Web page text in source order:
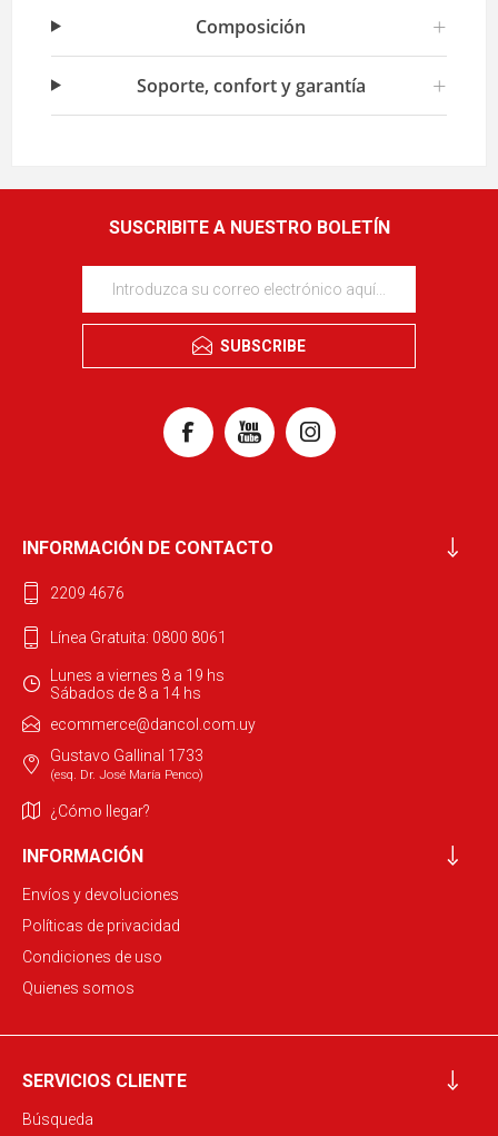
Composición +
Soporte, confort y garantía +
SUSCRIBITE A NUESTRO BOLETÍN
SUBSCRIBE
INFORMACIÓN DE CONTACTO
2209 4676
Línea Gratuita: 0800 8061
Lunes a viernes 8 a 19 hs
Sábados de 8 a 14 hs
ecommerce@dancol.com.uy
Gustavo Gallinal 1733
(esq. Dr. José María Penco)
¿Cómo llegar?
INFORMACIÓN
Envíos y devoluciones
Políticas de privacidad
Condiciones de uso
Quienes somos
SERVICIOS CLIENTE
Búsqueda